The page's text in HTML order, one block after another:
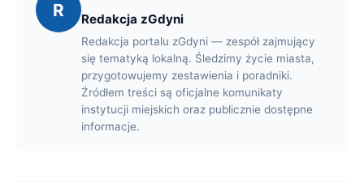
R Redakcja zGdyni
Redakcja portalu zGdyni — zespół zajmujący
się tematyką lokalną. Śledzimy życie miasta,
przygotowujemy zestawienia i poradniki.
Źródłem treści są oficjalne komunikaty
instytucji miejskich oraz publicznie dostępne
informacje.